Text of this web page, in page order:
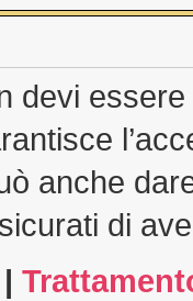
devi
anche
di
|